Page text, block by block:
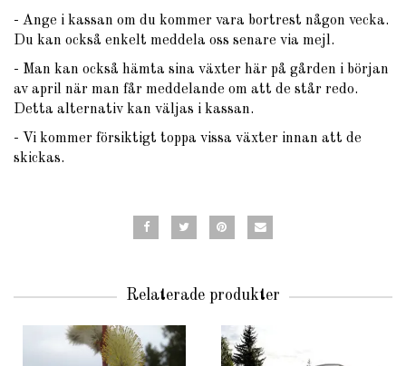
- Ange i kassan om du kommer vara bortrest någon vecka.
Du kan också enkelt meddela oss senare via mejl.
- Man kan också hämta sina växter här på gården i början
av april när man får meddelande om att de står redo.
Detta alternativ kan väljas i kassan.
- Vi kommer försiktigt toppa vissa växter innan att de
skickas.
Relaterade produkter